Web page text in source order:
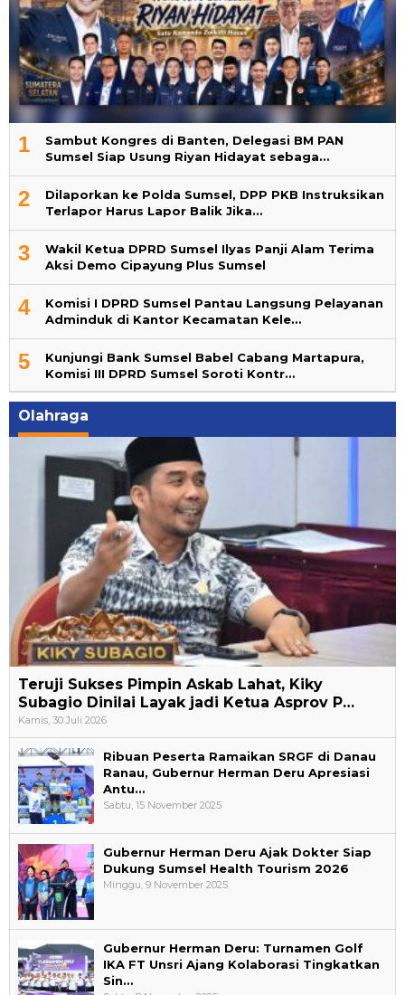
1
Sambut Kongres di Banten, Delegasi BM PAN
Sumsel Siap Usung Riyan Hidayat sebaga…
2
Dilaporkan ke Polda Sumsel, DPP PKB Instruksikan
Terlapor Harus Lapor Balik Jika…
3
Wakil Ketua DPRD Sumsel Ilyas Panji Alam Terima
Aksi Demo Cipayung Plus Sumsel
4
Komisi I DPRD Sumsel Pantau Langsung Pelayanan
Adminduk di Kantor Kecamatan Kele…
5
Kunjungi Bank Sumsel Babel Cabang Martapura,
Komisi III DPRD Sumsel Soroti Kontr…
Olahraga
Teruji Sukses Pimpin Askab Lahat, Kiky
Subagio Dinilai Layak jadi Ketua Asprov P…
Kamis, 30 Juli 2026
Ribuan Peserta Ramaikan SRGF di Danau
Ranau, Gubernur Herman Deru Apresiasi
Antu…
Sabtu, 15 November 2025
Gubernur Herman Deru Ajak Dokter Siap
Dukung Sumsel Health Tourism 2026
Minggu, 9 November 2025
Gubernur Herman Deru: Turnamen Golf
IKA FT Unsri Ajang Kolaborasi Tingkatkan
Sin…